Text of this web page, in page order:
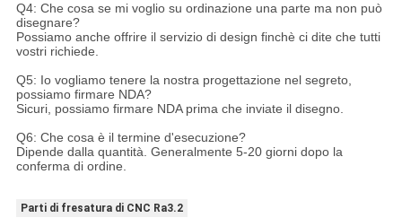
Q4: Che cosa se mi voglio su ordinazione una parte ma non può
disegnare?
Possiamo anche offrire il servizio di design finchè ci dite che tutti
vostri richiede.
Q5: Io vogliamo tenere la nostra progettazione nel segreto,
possiamo firmare NDA?
Sicuri, possiamo firmare NDA prima che inviate il disegno.
Q6: Che cosa è il termine d'esecuzione?
Dipende dalla quantità. Generalmente 5-20 giorni dopo la
conferma di ordine.
Parti di fresatura di CNC Ra3.2